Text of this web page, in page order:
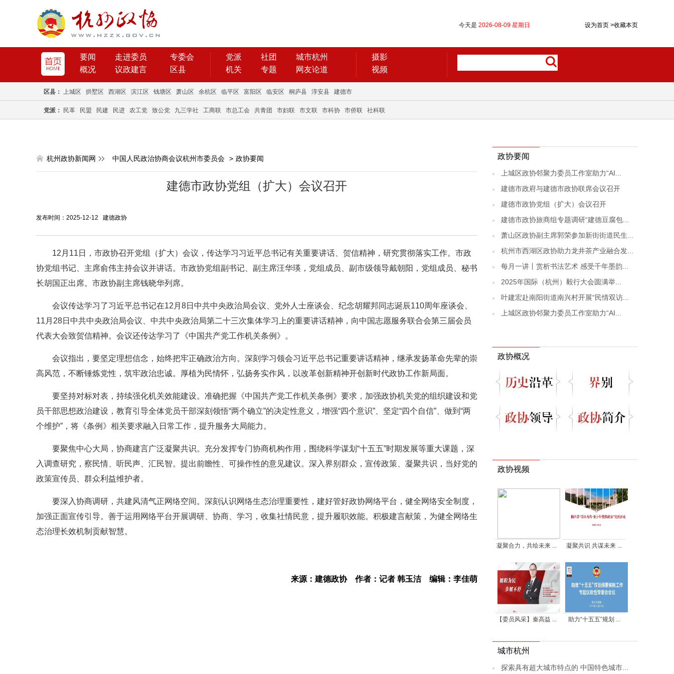
设为首页 >收藏本页
今天是 2026-08-09 星期日
要闻 走进委员
专委会
概况
议政建言 区县
党派 社团
城市杭州
机关
专题 网友论道
摄影
视频
区县： 上城区 拱墅区 西湖区 滨江区 钱塘区 萧山区 余杭区 临平区 富阳区 临安区 桐庐县 淳安县 建德市
党派： 民革 民盟 民建 民进 农工党 致公党 九三学社 工商联 市总工会 共青团 市妇联 市文联 市科协 市侨联 社科联
杭州政协新闻网 中国人民政治协商会议杭州市委员会 > 政协要闻
建德市政协党组（扩大）会议召开
发布时间：2025-12-12 建德政协
12月11日，市政协召开党组（扩大）会议，传达学习习近平总书记有关重要讲话、贺信精神，研究贯彻落实工作。市政
协党组书记、主席俞伟主持会议并讲话。市政协党组副书记、副主席汪华瑛，党组成员、副市级领导戴朝阳，党组成员、秘书
长胡国正出席。市政协副主席钱晓华列席。
会议传达学习了习近平总书记在12月8日中共中央政治局会议、党外人士座谈会、纪念胡耀邦同志诞辰110周年座谈会、
11月28日中共中央政治局会议、中共中央政治局第二十三次集体学习上的重要讲话精神，向中国志愿服务联合会第三届会员
代表大会致贺信精神。会议还传达学习了《中国共产党工作机关条例》。
会议指出，要坚定理想信念，始终把牢正确政治方向。深刻学习领会习近平总书记重要讲话精神，继承发扬革命先辈的崇
高风范，不断锤炼党性，筑牢政治忠诚。厚植为民情怀，弘扬务实作风，以改革创新精神开创新时代政协工作新局面。
要坚持对标对表，持续强化机关效能建设。准确把握《中国共产党工作机关条例》要求，加强政协机关党的组织建设和党
员干部思想政治建设，教育引导全体党员干部深刻领悟“两个确立”的决定性意义，增强“四个意识”、坚定“四个自信”、做到“两
个维护”，将《条例》相关要求融入日常工作，提升服务大局能力。
要聚焦中心大局，协商建言广泛凝聚共识。充分发挥专门协商机构作用，围绕科学谋划“十五五”时期发展等重大课题，深
入调查研究，察民情、听民声、汇民智。提出前瞻性、可操作性的意见建议。深入界别群众，宣传政策、凝聚共识，当好党的
政策宣传员、群众利益维护者。
要深入协商调研，共建风清气正网络空间。深刻认识网络生态治理重要性，建好管好政协网络平台，健全网络安全制度，
加强正面宣传引导。善于运用网络平台开展调研、协商、学习，收集社情民意，提升履职效能。积极建言献策，为健全网络生
态治理长效机制贡献智慧。
来源：建德政协 作者：记者 韩玉洁 编辑：李佳萌
政协要闻
上城区政协邻聚力委员工作室助力“AI...
建德市政府与建德市政协联席会议召开
建德市政协党组（扩大）会议召开
建德市政协旅商组专题调研“建德豆腐包...
萧山区政协副主席郭荣参加新街街道民生...
杭州市西湖区政协助力龙井茶产业融合发...
每月一讲丨赏析书法艺术 感受千年墨韵...
2025年国际（杭州）毅行大会圆满举...
叶建宏赴南阳街道南兴村开展“民情双访...
上城区政协邻聚力委员工作室助力“AI...
政协概况
政协视频
凝聚合力，共绘未来 ... 凝聚共识 共谋未来 ...
【委员风采】秦高益 ... 助力“十五五”规划 ...
城市杭州
探索具有超大城市特点的 中国特色城市...